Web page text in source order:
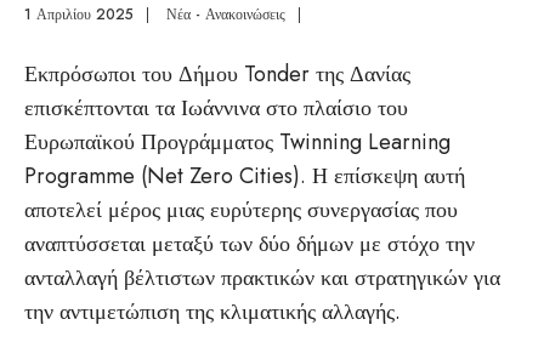
1 Απριλίου 2025 | Νέα - Ανακοινώσεις |
Εκπρόσωποι του Δήμου Tonder της Δανίας
επισκέπτονται τα Ιωάννινα στο πλαίσιο του
Ευρωπαϊκού Προγράμματος Twinning Learning
Programme (Net Zero Cities). Η επίσκεψη αυτή
αποτελεί μέρος μιας ευρύτερης συνεργασίας που
αναπτύσσεται μεταξύ των δύο δήμων με στόχο την
ανταλλαγή βέλτιστων πρακτικών και στρατηγικών για
την αντιμετώπιση της κλιματικής αλλαγής.